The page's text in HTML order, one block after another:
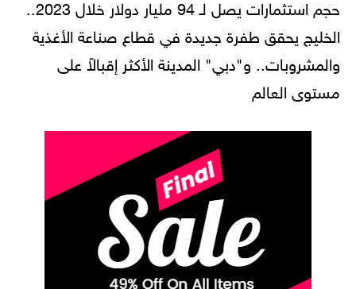
الخليج يحقق طفرة جديدة في قطاع صناعة الأغذية
والمشروبات.. و"دبي" المدينة الأكثر إقبالاً على
مستوى العالم